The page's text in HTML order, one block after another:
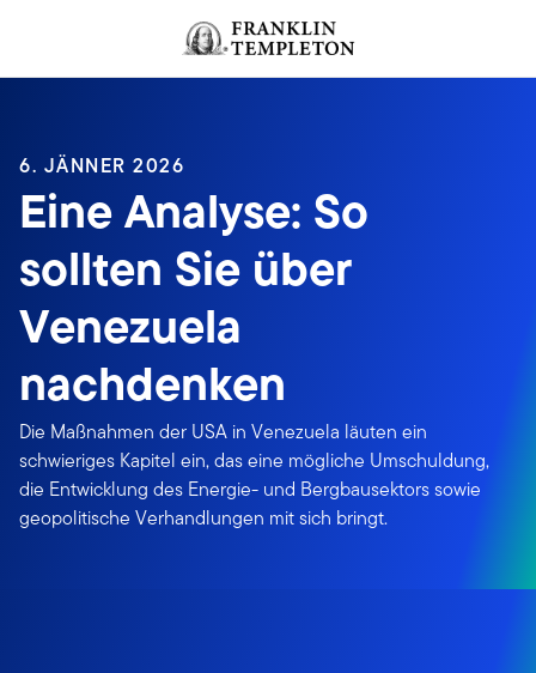
Header menu toggle
6. JÄNNER 2026
Eine Analyse: So
sollten Sie über
Venezuela
nachdenken
Die Maßnahmen der USA in Venezuela läuten ein
schwieriges Kapitel ein, das eine mögliche Umschuldung,
die Entwicklung des Energie- und Bergbausektors sowie
geopolitische Verhandlungen mit sich bringt.